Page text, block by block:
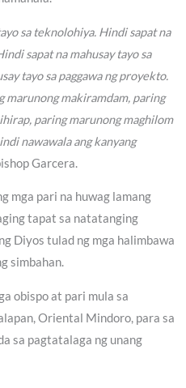
sa teknolohiya. Hindi sapat na
sapat na mahusay tayo sa
tayo sa paggawa ng proyekto.
marunong makiramdam, paring
paring marunong maghilom
nawawala ang kanyang
Garcera.
mga pari na huwag lamang
tapat sa natatanging
Diyos tulad ng mga halimbawa
simbahan.
obispo at pari mula sa
Oriental Mindoro, para sa
sa pagtatalaga ng unang